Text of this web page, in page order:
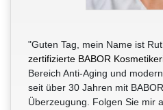
"Guten Tag, mein Name ist
zertifizierte BABOR
Bereich Anti-Aging und
seit über 30 Jahren mit
Überzeugung. Folgen Sie mir